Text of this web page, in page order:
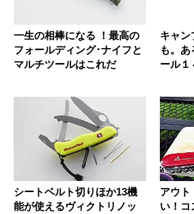
一生の相棒になる ！最高の
フォールディング･ナイフと
マルチツールはこれだ
キャン
も。あ
ール１
シートベルト切りほか13機
能が使えるヴィクトリノッ
アウト
い！コ